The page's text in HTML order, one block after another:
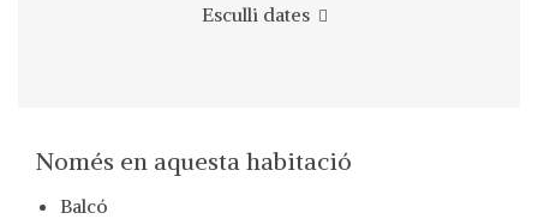
Esculli dates
Només en aquesta habitació
Balcó